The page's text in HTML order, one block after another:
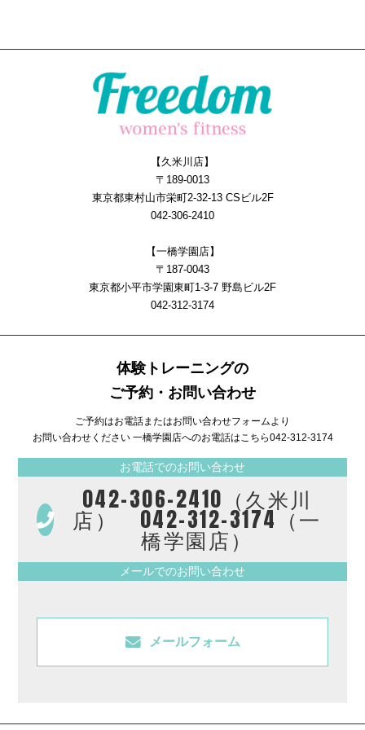
【久米川店】
〒189-0013
東京都東村山市栄町2-32-13 CSビル2F
042-306-2410
【一橋学園店】
〒187-0043
東京都小平市学園東町1-3-7 野島ビル2F
042-312-3174
体験トレーニングの
ご予約・お問い合わせ
ご予約はお電話またはお問い合わせフォームより
お問い合わせください 一橋学園店へのお電話はこちら042-312-3174
お電話でのお問い合わせ
042-306-2410（久米川
店） 042-312-3174（一
橋学園店）
メールでのお問い合わせ
メールフォーム